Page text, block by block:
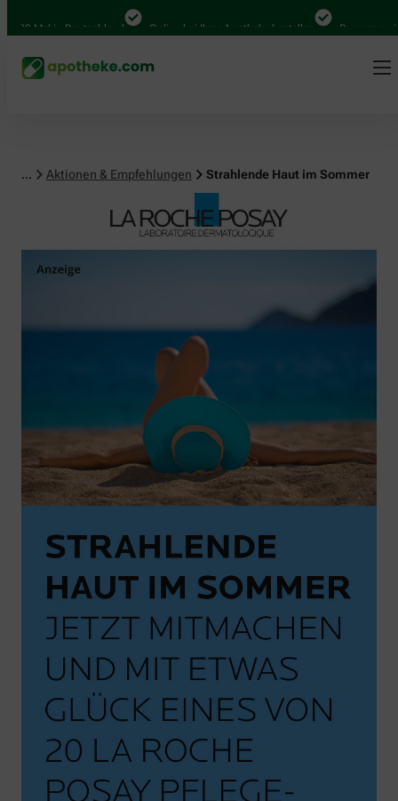
in Deutschland Online bei Ihrer Apotheke bestellen Bequem
... Aktionen & Empfehlungen Strahlende Haut im Sommer